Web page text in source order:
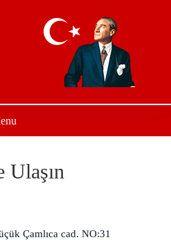
Us
Ulaşın
Çamlıca cad. NO:31